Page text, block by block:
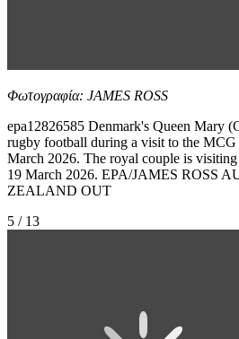
Φωτογραφία: JAMES ROSS
epa12826585 Denmark's Queen Mary
rugby football during a visit to the
March 2026. The royal couple is
19 March 2026. EPA/JAMES ROSS
ZEALAND OUT
5 / 13